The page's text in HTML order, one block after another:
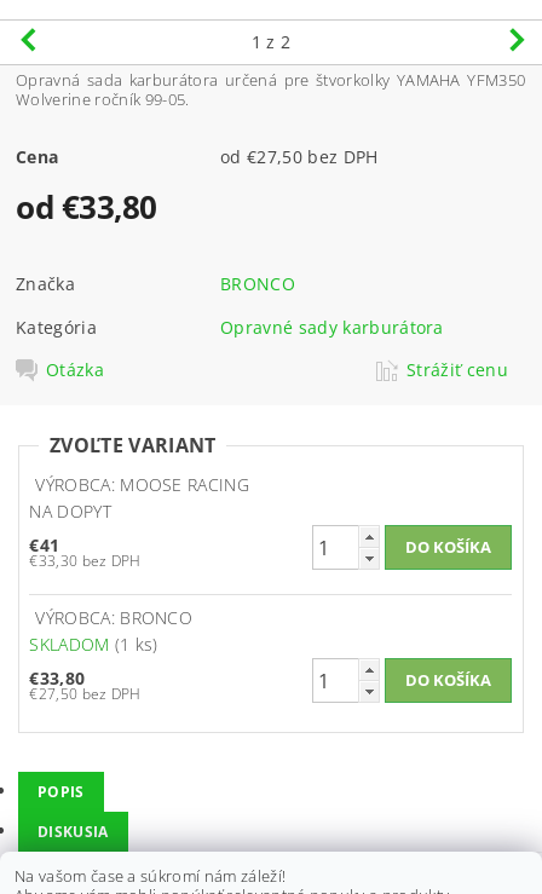
1 z 2
Opravná sada karburátora určená pre štvorkolky YAMAHA YFM350
Wolverine ročník 99-05.
Cena od €27,50 bez DPH
od €33,80
Značka
BRONCO
Kategória
Opravné sady karburátora
Otázka
Strážiť cenu
ZVOĽTE VARIANT
VÝROBCA: MOOSE RACING
NA DOPYT
€41
€33,30 bez DPH
VÝROBCA: BRONCO
SKLADOM (1 ks)
€33,80
€27,50 bez DPH
POPIS
DISKUSIA
Na vašom čase a súkromí nám záleží!